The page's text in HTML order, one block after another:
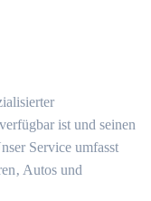
ist und seinen
Service umfasst
Autos und